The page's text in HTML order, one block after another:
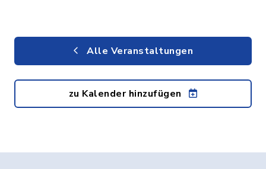
Alle Veranstaltungen
zu Kalender hinzufügen